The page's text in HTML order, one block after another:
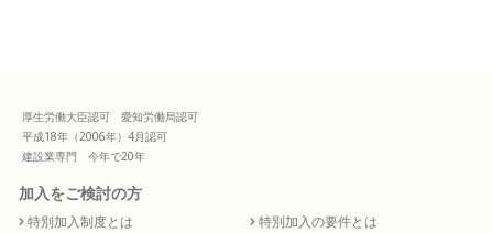
厚生労働大臣認可 愛知労働局認可
平成18年（2006年）4月認可
建設業専門 今年で20年
加入をご検討の方
特別加入制度とは
特別加入の要件とは